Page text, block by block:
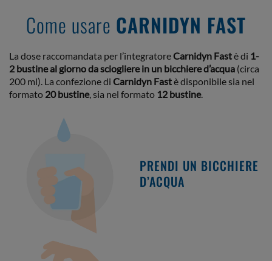
Come usare CARNIDYN FAST
La dose raccomandata per l’integratoreCarnidyn Fastè di 1-
2 bustine al giorno da sciogliere in un bicchiere d’acqua (circa
200 ml). La confezione di Carnidyn Fastè disponibile sia nel
formato 20 bustine, sia nel formato 12 bustine.
PRENDI UN BICCHIERE
D’ACQUA